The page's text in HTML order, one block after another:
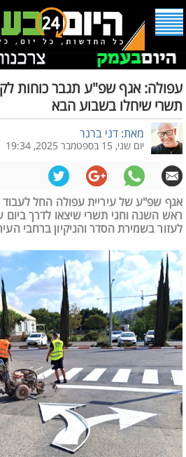
עפולה: אגף שפ"ע תגבר כוחות
תשרי שיחלו בשבוע הבא
מאת: דני ברנר
יום שני, 15 בספטמבר 2025, 19:34
אגף שפ"ע של עיריית עפולה החל לעבוד
ראש השנה וחגי תשרי שיצאו לדרך ביום
לעזור בשמירת הסדר והניקיון ברחבי